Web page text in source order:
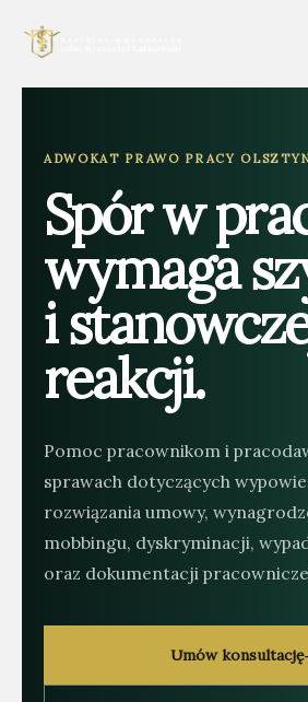
ADWOKAT PRAWO PRACY
Spór w
wymaga
i
reakcji.
Pomoc pracownikom i
sprawach dotyczących
rozwiązania umowy,
mobbingu, dyskryminacji,
oraz dokumentacji
Umów konsultację